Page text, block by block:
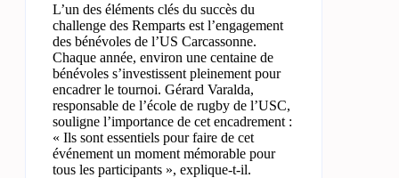
L’un des éléments clés du succès du
challenge des Remparts est l’engagement
des bénévoles de l’US Carcassonne.
Chaque année, environ une centaine de
bénévoles s’investissent pleinement pour
encadrer le tournoi. Gérard Varalda,
responsable de l’école de rugby de l’USC,
souligne l’importance de cet encadrement :
« Ils sont essentiels pour faire de cet
événement un moment mémorable pour
tous les participants », explique-t-il.